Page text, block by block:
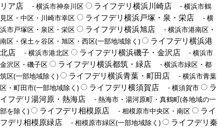
リア店
- 横浜市神奈川区 ライフデリ横浜川崎店
- 横浜市鶴
見区・中区・川崎市幸区
ライフデリ横浜戸塚・泉・栄店
- 横
浜市戸塚区・泉区・栄区
ライフデリ横浜旭店
- 横浜市港南区・
南区・保土ヶ谷区・旭区・西区(一部地域除く)
ライフデリ横浜港
北店
- 横浜市港北区 ライフデリ横浜磯子・金沢店
- 横浜市
金沢区・磯子区
ライフデリ横浜都筑・緑店
- 横浜市緑区・都
筑区(一部地域除く)
ライフデリ横浜青葉・町田店
- 横浜市青葉
区・町田市(一部地域除く)
ライフデリ横須賀店 - 横須賀市
ラ
イフデリ湯河原・熱海店
- 熱海市・湯河原町・真鶴町(各地域の一
部を除く)
ライフデリ相模原店 - 相模原市中央区・南区
ライ
フデリ相模原緑店
- 相模原市緑区(一部地域除く)
ライフデリ秦